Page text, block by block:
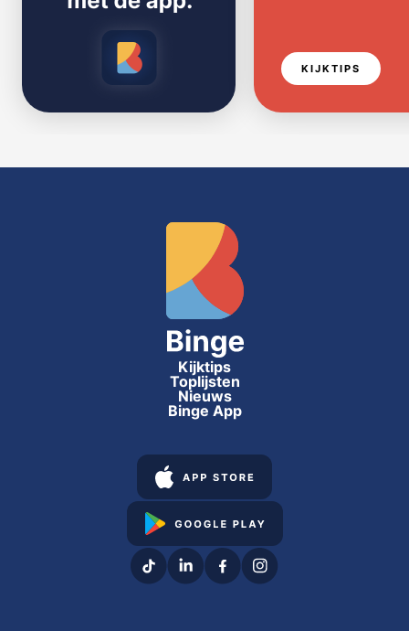
KIJKTIPS
Kijktips
Toplijsten
Nieuws
Binge App